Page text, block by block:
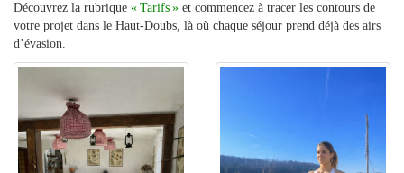
Découvrez la rubrique « Tarifs » et commencez à tracer les contours de
votre projet dans le Haut‑Doubs, là où chaque séjour prend déjà des airs
d’évasion.